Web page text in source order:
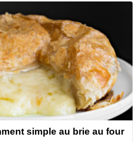
simple au brie au four